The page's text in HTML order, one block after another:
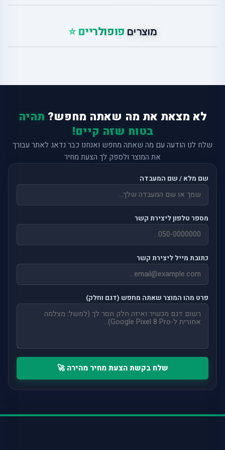
מוצרים פופולריים ⭐
לא מצאת את מה שאתה מחפש? תהיה
בטוח שזה קיים!
שלח לנו הודעה עם מה שאתה מחפש ואנחנו כבר נדאג לאתר עבורך
את המוצר ולספק לך הצעת מחיר
שם מלא / שם המעבדה
מספר טלפון ליצירת קשר
כתובת מייל ליצירת קשר
פרט מהו המוצר שאתה מחפש (דגם וחלק)
שלח בקשת הצעת מחיר מהירה 🚀